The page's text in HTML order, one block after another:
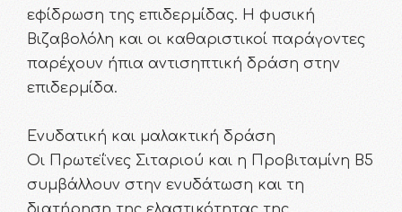
εφίδρωση της επιδερμίδας. Η φυσική
Βιζαβολόλη και οι καθαριστικοί παράγοντες
παρέχουν ήπια αντισηπτική δράση στην
επιδερμίδα.
Ενυδατική και μαλακτική δράση
Οι Πρωτεΐνες Σιταριού και η Προβιταμίνη Β5
συμβάλλουν στην ενυδάτωση και τη